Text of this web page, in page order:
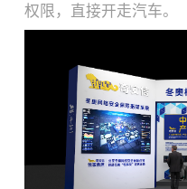
权限，直接开走汽车。